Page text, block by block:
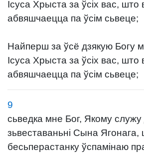
Ісуса Хрыста за ўсіх вас,
абвяшчаецца па ўсім сьвеце;
Найперш за ўсё дзякую Богу
Ісуса Хрыста за ўсіх вас,
абвяшчаецца па ўсім сьвеце;
9
сьведка мне Бог, Якому
зьвеставаньні Сына Ягонага,
бесьперастанку ўспамінаю